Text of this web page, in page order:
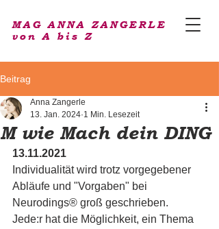
MAG ANNA ZANGERLE
von A bis Z
Beitrag
M wie Mach dein DING
Anna Zangerle
13. Jan. 2024 1 Min. Lesezeit
13.11.2021
Individualität wird trotz vorgegebener
Abläufe und "Vorgaben" bei
Neurodings® groß geschrieben.
Jede:r hat die Möglichkeit, ein Thema